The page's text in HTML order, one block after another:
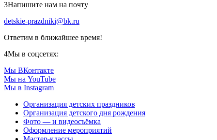
3Напишите нам на почту
detskie-prazdniki@bk.ru
Ответим в ближайшее время!
4Мы в соцсетях:
Мы ВКонтакте
Мы на YouTube
Мы в Instagram
Организация детских праздников
Организация детского дня рождения
Фото — и видеосъёмка
Оформление мероприятий